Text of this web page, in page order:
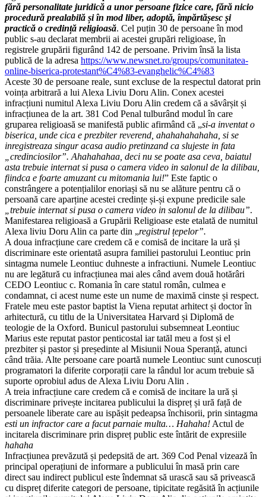
fără personalitate juridică a unor persoane fizice care, fără nicio
procedură prealabilă și în mod liber, adoptă, împărtășesc și
practică o credință religioasă. Cel puțin 30 de persoane în mod
public s-au declarat membrii ai acestei grupări religioase, în
registrele grupării figurând 142 de persoane. Privim însă la lista
publică de la adresa https://www.newsnet.ro/groups/comunitatea-
online-biserica-protestant%C4%83-evanghelic%C4%83
Aceste 30 de persoane reale, sunt excluse de la respectul datorat prin
voința arbitrară a lui Alexa Liviu Doru Alin. Conex acestei
infracțiuni numitul Alexa Liviu Doru Alin credem că a săvârșit și
infracțiunea de la art. 381 Cod Penal tulburând modul în care
gruparea religioasă se manifestă public afirmând că „si-a inventat o
biserica, unde cica e prezbiter reverend, ahahahahahaha, si se
inregistreaza singur acasa audio pretinzand ca slujeste in fata
„credinciosilor”. Ahahahahaa, deci nu se poate asa ceva, baiatul
asta trebuie internat si pusa o camera video in salonul de la dilibau,
fiindca e foarte amuzant cu mitomania lui!” Este faptic o
constrângere a potențialilor enoriași să nu se alăture pentru că o
persoană care aparține acestei credințe și-și expune predicile sale
„trebuie internat si pusa o camera video in salonul de la dilibau”.
Manifestarea religioasă a Grupării Religioase este etalată de numitul
Alexa liviu Doru Alin ca parte din „registrul țepelor”.
A doua infracțiune care credem că e comisă de incitare la ură și
discriminare este orientată asupra familiei pastorului Leontiuc prin
sintagma numele Leontiuc duhneste a infractiuni. Numele Leontiuc
nu are legătură cu infracțiunea mai ales când avem două hotărâri
CEDO Leontiuc c. Romania în care statul român, culmea e
condamnat, ci acest nume este un nume de maximă cinste și respect.
Fratele meu este pastor baptist la Viena reputat arhitect și doctor în
arhitectură, cu titlu de la Universitatea Harvard și Diplomă de
teologie de la Oxford. Bunicul pastorului subsemneat Leontiuc
Marius este reputat pastor penticostal iar tatăl meu a fost și el
prezbiter și pastor și președinte al Misiunii Noua Speranță, atunci
când trăia. Alte persoane care poartă numele Leontiuc sunt cunoscuți
programatori la diferite corporații care la rândul lor acum trebuie să
suporte oprobiul adus de Alexa Liviu Doru Alin .
A treia infracțiune care credem că e comisă de incitare la ură și
discriminare privește incitarea publicului la dispreț și ură față de
persoanele liberate care au ispășit pedeapsa închisorii, prin sintagma
esti un infractor care a facut parnaie multa… Hahaha!Actul de
incitarela discriminare prin dispreț public este întărit de expresiile
hahaha
Infracțiunea prevăzută și pedepsită de art. 369 Cod Penal vizează în
principal operațiuni de informare a publicului în masă prin care
direct sau indirect publicul este îndemnat să urască sau să privească
cu dispreț diferite categori de persoane, tipicitate regăsită în acțiunile